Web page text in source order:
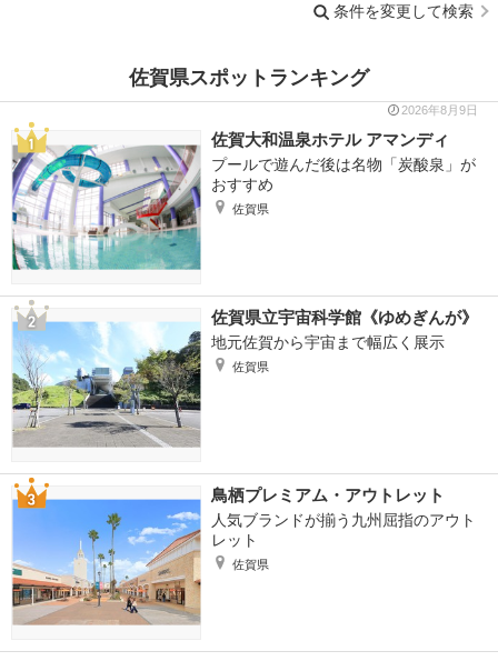
条件を変更して検索
佐賀県スポットランキング
2026年8月9日
佐賀大和温泉ホテル アマンディ
プールで遊んだ後は名物「炭酸泉」が
おすすめ
佐賀県
佐賀県立宇宙科学館《ゆめぎんが》
地元佐賀から宇宙まで幅広く展示
佐賀県
鳥栖プレミアム・アウトレット
人気ブランドが揃う九州屈指のアウト
レット
佐賀県